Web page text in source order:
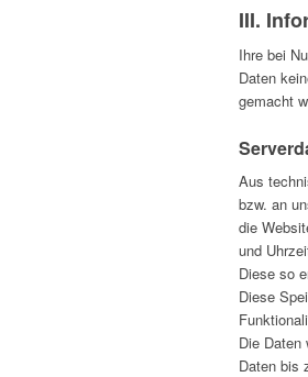
III.
Ihre bei
Daten
gemacht
Aus
bzw. an
die
und
Diese so
Diese
Die
Daten bis